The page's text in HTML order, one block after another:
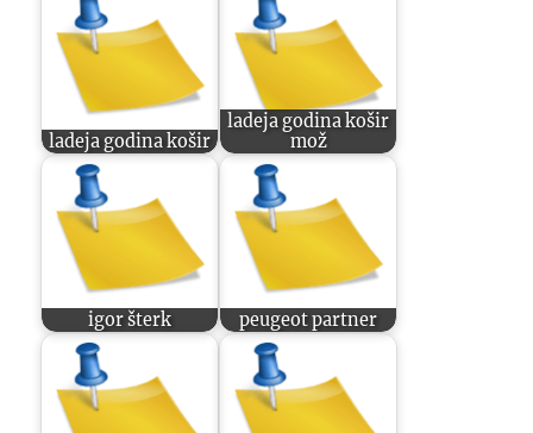
ladeja godina košir
ladeja godina košir
mož
igor šterk peugeot partner